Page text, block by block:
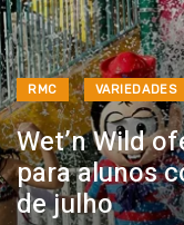
RMC VARIEDADES
Wet’n Wild
para alunos
de julho